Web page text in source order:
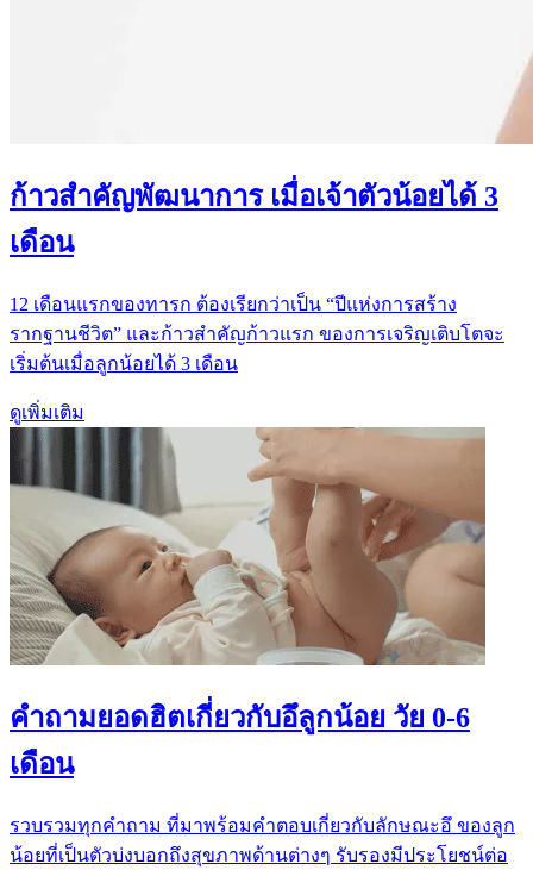
ก้าวสำคัญพัฒนาการ เมื่อเจ้าตัวน้อยได้ 3
เดือน
12 เดือนแรกของทารก ต้องเรียกว่าเป็น “ปีแห่งการสร้าง
รากฐานชีวิต” และก้าวสำคัญก้าวแรก ของการเจริญเติบโตจะ
เริ่มต้นเมื่อลูกน้อยได้ 3 เดือน
ดูเพิ่มเติม
คำถามยอดฮิตเกี่ยวกับอึลูกน้อย วัย 0-6
เดือน
รวบรวมทุกคำถาม ที่มาพร้อมคำตอบเกี่ยวกับลักษณะอึ ของลูก
น้อยที่เป็นตัวบ่งบอกถึงสุขภาพด้านต่างๆ รับรองมีประโยชน์ต่อ